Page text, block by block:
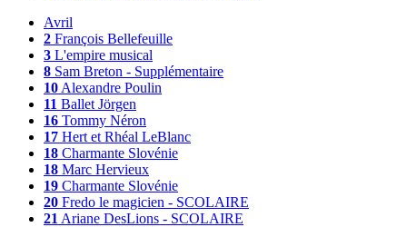
Avril
2 François Bellefeuille
3 L'empire musical
8 Sam Breton - Supplémentaire
10 Alexandre Poulin
11 Ballet Jörgen
16 Tommy Néron
17 Hert et Rhéal LeBlanc
18 Charmante Slovénie
18 Marc Hervieux
19 Charmante Slovénie
20 Fredo le magicien - SCOLAIRE
21 Ariane DesLions - SCOLAIRE